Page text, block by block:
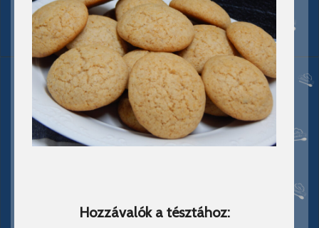
Hozzávalók a tésztához: